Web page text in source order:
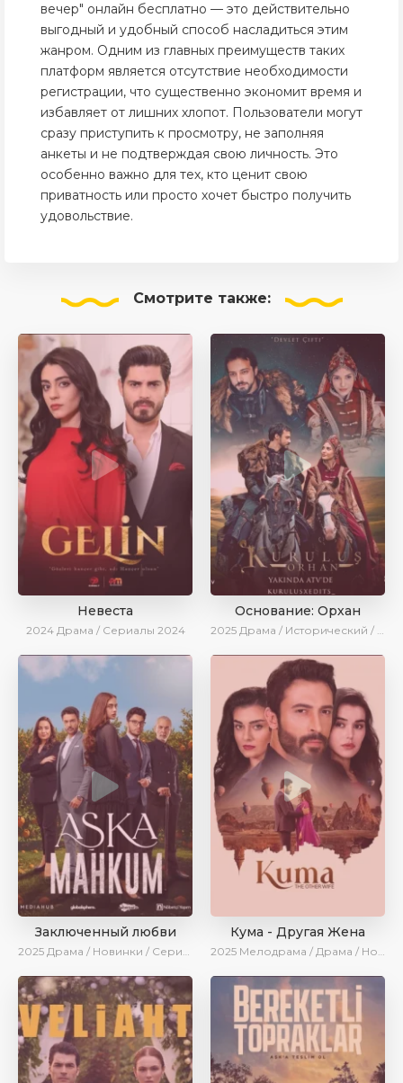
вечер" онлайн бесплатно — это действительно
выгодный и удобный способ насладиться этим
жанром. Одним из главных преимуществ таких
платформ является отсутствие необходимости
регистрации, что существенно экономит время и
избавляет от лишних хлопот. Пользователи могут
сразу приступить к просмотру, не заполняя
анкеты и не подтверждая свою личность. Это
особенно важно для тех, кто ценит свою
приватность или просто хочет быстро получить
удовольствие.
Смотрите также:
Невеста
2024 Драма / Сериалы 2024
Основание: Орхан
2025 Драма / Исторический / Боевик
Заключенный любви
2025 Драма / Новинки / Сериалы 2025
Кума - Другая Жена
2025 Мелодрама / Драма / Новинки / Сериалы 2025